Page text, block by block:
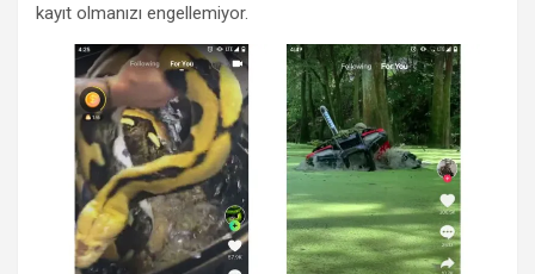
kayıt olmanızı engellemiyor.